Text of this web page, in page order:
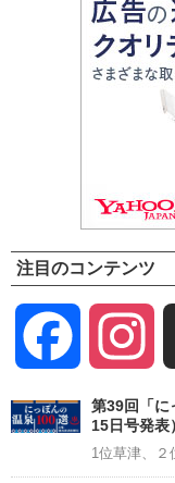
注目のコンテンツ
Facebook
第39回「に
15日号発表）
1位草津、２